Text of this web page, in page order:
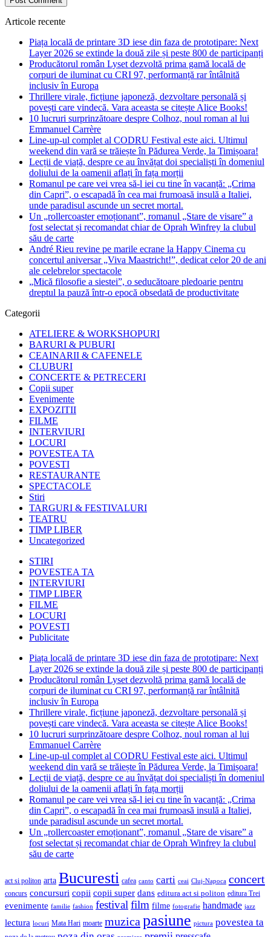
Articole recente
Piața locală de printare 3D iese din faza de prototipare: Next
Layer 2026 se extinde la două zile și peste 800 de participanți
Producătorul român Lyset dezvoltă prima gamă locală de
corpuri de iluminat cu CRI 97, performanță rar întâlnită
inclusiv în Europa
Thrillere virale, ficțiune japoneză, dezvoltare personală și
povești care vindecă. Vara aceasta se citește Alice Books!
10 lucruri surprinzătoare despre Colhoz, noul roman al lui
Emmanuel Carrère
Line-up-ul complet al CODRU Festival este aici. Ultimul
weekend din vară se trăiește în Pădurea Verde, la Timișoara!
Lecții de viață, despre ce au învățat doi specialiști în domeniul
doliului de la oamenii aflați în fața morții
Romanul pe care vei vrea să-l iei cu tine în vacanță: „Crima
din Capri”, o escapadă în cea mai frumoasă insulă a Italiei,
unde paradisul ascunde un secret mortal.
Un „rollercoaster emoționant”, romanul „Stare de visare” a
fost selectat și recomandat chiar de Oprah Winfrey la clubul
său de carte
André Rieu revine pe marile ecrane la Happy Cinema cu
concertul aniversar „Viva Maastricht!”, dedicat celor 20 de ani
ale celebrelor spectacole
„Mică filosofie a siestei”, o seducătoare pledoarie pentru
dreptul la pauză într-o epocă obsedată de productivitate
Categorii
ATELIERE & WORKSHOPURI
BARURI & PUBURI
CEAINARII & CAFENELE
CLUBURI
CONCERTE & PETRECERI
Copii super
Evenimente
EXPOZITII
FILME
INTERVIURI
LOCURI
POVESTEA TA
POVESTI
RESTAURANTE
SPECTACOLE
Stiri
TARGURI & FESTIVALURI
TEATRU
TIMP LIBER
Uncategorized
STIRI
POVESTEA TA
INTERVIURI
TIMP LIBER
FILME
LOCURI
POVESTI
Publicitate
Piața locală de printare 3D iese din faza de prototipare: Next
Layer 2026 se extinde la două zile și peste 800 de participanți
Producătorul român Lyset dezvoltă prima gamă locală de
corpuri de iluminat cu CRI 97, performanță rar întâlnită
inclusiv în Europa
Thrillere virale, ficțiune japoneză, dezvoltare personală și
povești care vindecă. Vara aceasta se citește Alice Books!
10 lucruri surprinzătoare despre Colhoz, noul roman al lui
Emmanuel Carrère
Line-up-ul complet al CODRU Festival este aici. Ultimul
weekend din vară se trăiește în Pădurea Verde, la Timișoara!
Lecții de viață, despre ce au învățat doi specialiști în domeniul
doliului de la oamenii aflați în fața morții
Romanul pe care vei vrea să-l iei cu tine în vacanță: „Crima
din Capri”, o escapadă în cea mai frumoasă insulă a Italiei,
unde paradisul ascunde un secret mortal.
Un „rollercoaster emoționant”, romanul „Stare de visare” a
fost selectat și recomandat chiar de Oprah Winfrey la clubul
său de carte
act si politon arta Bucuresti cafea canto carti ceai Cluj-Napoca concert
concurs concursuri copii copii super dans editura act si politon editura Trei
evenimente familie fashion festival film filme fotografie handmade jazz
lectura locuri Mata Hari moarte muzica pasiune pictura povestea ta